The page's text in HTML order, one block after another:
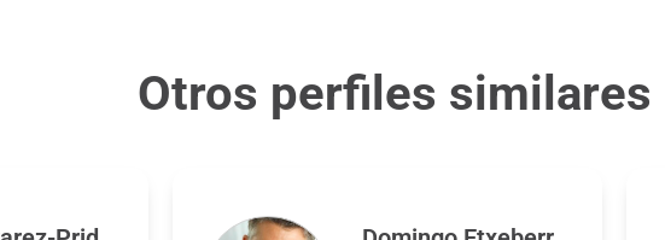
Otros perfiles similares